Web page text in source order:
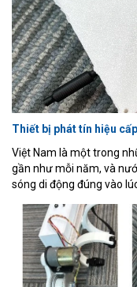
Thiết bị phát tín hiệu
Việt Nam là một trong
gần như mỗi năm, và
sóng di động đúng vào
thiết bị phát tín hiệu cấp
không có sóng di động,
LoRa và nút SOS thủ
hoạt, một bộ thu đặt tại
qua Wi-Fi tới backend